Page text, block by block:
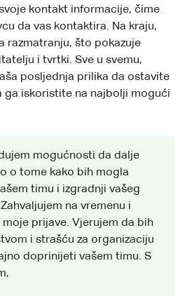
kontakt informacije, čime
da vas kontaktira. Na kraju,
razmatranju, što pokazuje
i tvrtki. Sve u svemu,
posljednja prilika da ostavite
ga iskoristite na najbolji mogući
mogućnosti da dalje
o tome kako bih mogla
timu i izgradnji vašeg
na vremenu i
moje prijave. Vjerujem da bih
i strašću za organizaciju
doprinijeti vašem timu. S